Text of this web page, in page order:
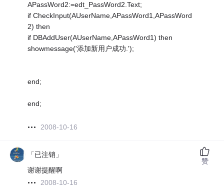
APassWord2:=edt_PassWord2.Text;
if CheckInput(AUserName,APassWord1,APassWord
2) then
if DBAddUser(AUserName,APassWord1) then
showmessage('添加新用户成功.');
end;
end;
2008-10-16
「已注销」
谢谢提醒啊
2008-10-16
赞